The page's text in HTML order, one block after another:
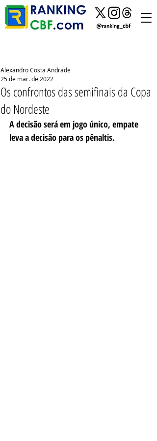
Os confrontos das semifinais da Copa
do Nordeste
Alexandro Costa Andrade
25 de mar. de 2022
A decisão será em jogo único, empate
leva a decisão para os pênaltis.